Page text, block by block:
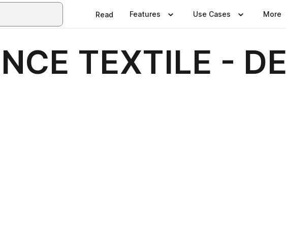
Read Features Use Cases More
TEXTILE - DE